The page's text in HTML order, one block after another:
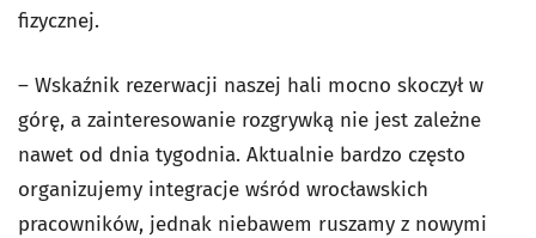
fizycznej.
– Wskaźnik rezerwacji naszej hali mocno skoczył w
górę, a zainteresowanie rozgrywką nie jest zależne
nawet od dnia tygodnia. Aktualnie bardzo często
organizujemy integracje wśród wrocławskich
pracowników, jednak niebawem ruszamy z nowymi